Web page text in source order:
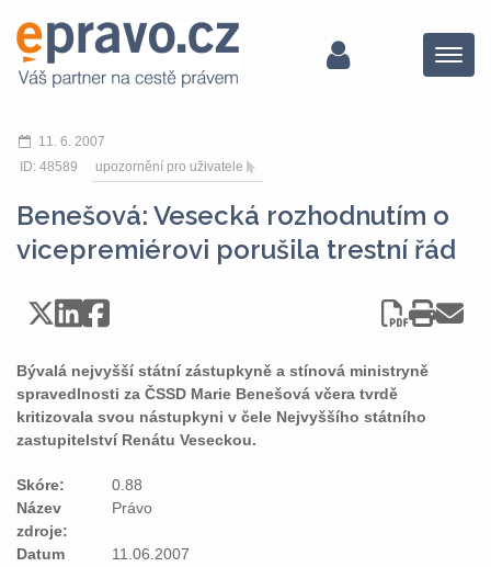
Menu
11. 6. 2007
ID: 48589
upozornění pro uživatele
Benešová: Vesecká rozhodnutím o
vicepremiérovi porušila trestní řád
Bývalá nejvyšší státní zástupkyně a stínová ministryně
spravedlnosti za ČSSD Marie Benešová včera tvrdě
kritizovala svou nástupkyni v čele Nejvyššího státního
zastupitelství Renátu Veseckou.
Skóre:
0.88
Název
zdroje:
Právo
Datum
11.06.2007